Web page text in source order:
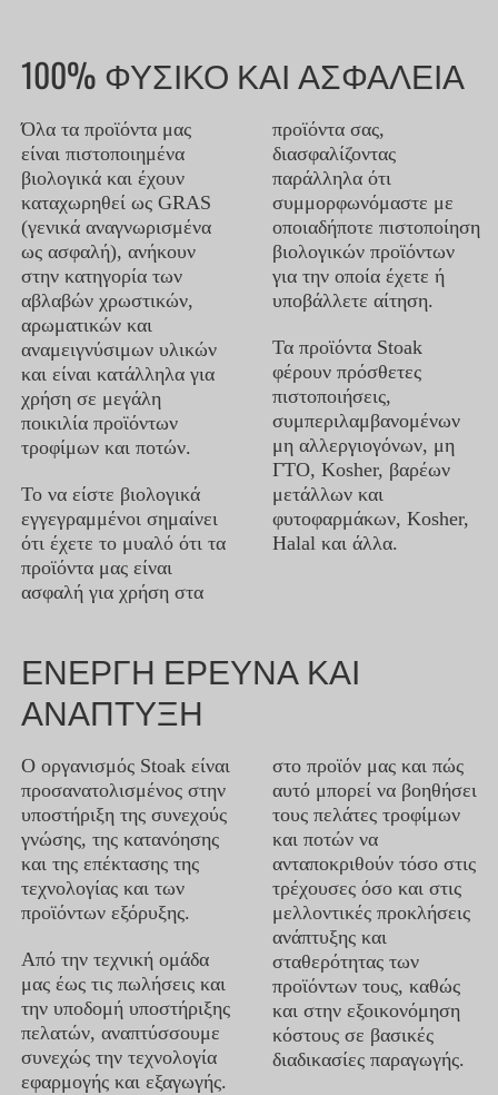
100% ΦΥΣΙΚΟ ΚΑΙ ΑΣΦΑΛΕΙΑ
Όλα τα προϊόντα μας
είναι πιστοποιημένα
βιολογικά και έχουν
καταχωρηθεί ως GRAS
(γενικά αναγνωρισμένα
ως ασφαλή), ανήκουν
στην κατηγορία των
αβλαβών χρωστικών,
αρωματικών και
αναμειγνύσιμων υλικών
και είναι κατάλληλα για
χρήση σε μεγάλη
ποικιλία προϊόντων
τροφίμων και ποτών.
Το να είστε βιολογικά
εγγεγραμμένοι σημαίνει
ότι έχετε το μυαλό ότι τα
προϊόντα μας είναι
ασφαλή για χρήση στα
προϊόντα σας,
διασφαλίζοντας
παράλληλα ότι
συμμορφωνόμαστε με
οποιαδήποτε πιστοποίηση
βιολογικών προϊόντων
για την οποία έχετε ή
υποβάλλετε αίτηση.
Τα προϊόντα Stoak
φέρουν πρόσθετες
πιστοποιήσεις,
συμπεριλαμβανομένων
μη αλλεργιογόνων, μη
ΓΤΟ, Kosher, βαρέων
μετάλλων και
φυτοφαρμάκων, Kosher,
Halal και άλλα.
ΕΝΕΡΓΗ ΕΡΕΥΝΑ ΚΑΙ
ΑΝΑΠΤΥΞΗ
Ο οργανισμός Stoak είναι
προσανατολισμένος στην
υποστήριξη της συνεχούς
γνώσης, της κατανόησης
και της επέκτασης της
τεχνολογίας και των
προϊόντων εξόρυξης.
Από την τεχνική ομάδα
μας έως τις πωλήσεις και
την υποδομή υποστήριξης
πελατών, αναπτύσσουμε
συνεχώς την τεχνολογία
εφαρμογής και εξαγωγής.
στο προϊόν μας και πώς
αυτό μπορεί να βοηθήσει
τους πελάτες τροφίμων
και ποτών να
ανταποκριθούν τόσο στις
τρέχουσες όσο και στις
μελλοντικές προκλήσεις
ανάπτυξης και
σταθερότητας των
προϊόντων τους, καθώς
και στην εξοικονόμηση
κόστους σε βασικές
διαδικασίες παραγωγής.